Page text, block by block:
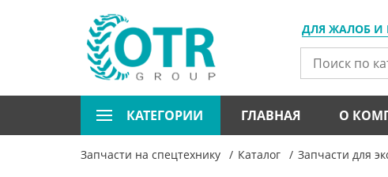
ДЛЯ ЖАЛОБ И
КАТЕГОРИИ ГЛАВНАЯ О
Запчасти на спецтехнику Каталог Запчасти для